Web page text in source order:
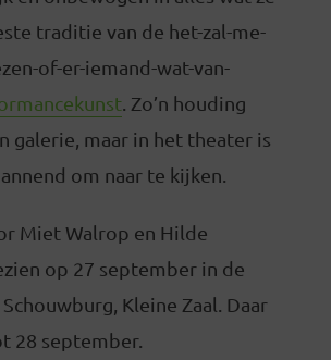
traditie van de het-zal-me-
of-er-iemand-wat-van-
. Zo’n houding
galerie, maar in het theater is
om naar te kijken.
Miet Walrop en Hilde
op 27 september in de
Kleine Zaal. Daar
28 september.